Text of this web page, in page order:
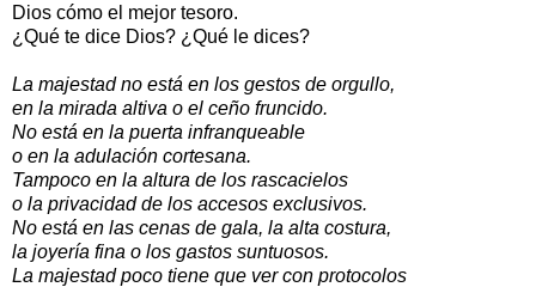
Dios cómo el mejor tesoro.
¿Qué te dice Dios? ¿Qué le dices?
La majestad no está en los gestos de orgullo,
en la mirada altiva o el ceño fruncido.
No está en la puerta infranqueable
o en la adulación cortesana.
Tampoco en la altura de los rascacielos
o la privacidad de los accesos exclusivos.
No está en las cenas de gala, la alta costura,
la joyería fina o los gastos suntuosos.
La majestad poco tiene que ver con protocolos